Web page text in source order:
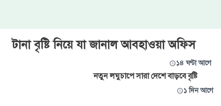
টানা বৃষ্টি নিয়ে যা জানাল আবহাওয়া অফিস
১৪ ঘণ্টা আগে
নতুন লঘুচাপে সারা দেশে বাড়বে বৃষ্টি
১ দিন আগে